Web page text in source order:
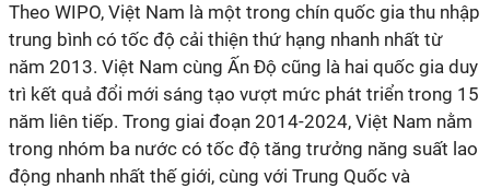
Theo WIPO, Việt Nam là một trong chín quốc gia thu nhập
trung bình có tốc độ cải thiện thứ hạng nhanh nhất từ
năm 2013. Việt Nam cùng Ấn Độ cũng là hai quốc gia duy
trì kết quả đổi mới sáng tạo vượt mức phát triển trong 15
năm liên tiếp. Trong giai đoạn 2014-2024, Việt Nam nằm
trong nhóm ba nước có tốc độ tăng trưởng năng suất lao
động nhanh nhất thế giới, cùng với Trung Quốc và